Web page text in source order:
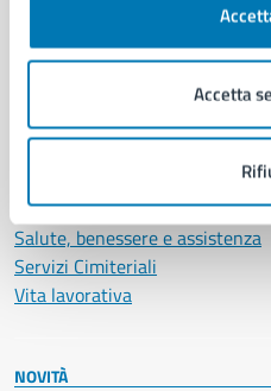
Accetta
Autorizzazioni
Cultura e tempo libero
Documenti e certificati
Giustizia e sicurezza pubblica
Imprese e commercio
Salute, benessere e assistenza
Servizi Cimiteriali
Vita lavorativa
NOVITÀ